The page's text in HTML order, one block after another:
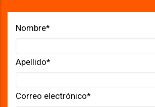
Nombre*
Apellido*
Correo electrónico*